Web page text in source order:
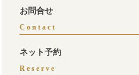
お問合せ
Contact
ネット予約
Reserve